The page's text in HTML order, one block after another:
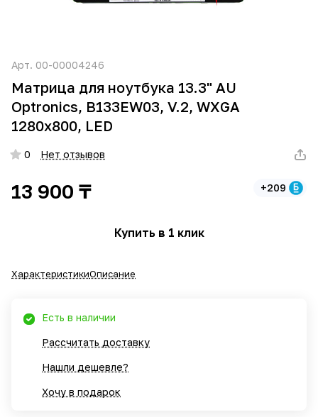
Арт. 00-00004246
Матрица для ноутбука 13.3" AU
Optronics, B133EW03, V.2, WXGA
1280x800, LED
0 Нет отзывов
13 900 ₸ +209
Купить в 1 клик
ХарактеристикиОписание
Есть в наличии
Рассчитать доставку
Нашли дешевле?
Хочу в подарок